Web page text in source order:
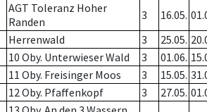
AGT Toleranz Hoher
Randen
3 16.05.
Herrenwald 3 25.05.
10 Oby. Unterwieser Wald 3 01.06.
11 Oby. Freisinger Moos 3 15.05.
12 Oby. Pfaffenkopf 3 27.05.